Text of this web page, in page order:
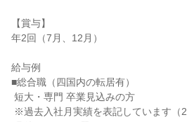
【賞与】
年2回（7月、12月）
給与例
■総合職（四国内の転居有）